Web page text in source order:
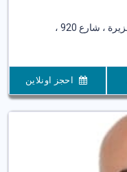
شارع المشابلية ، مقابل مجمع الجزيرة ، شارع 920 ،
احجز اونلاين